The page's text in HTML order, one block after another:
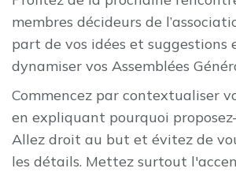
membres décideurs de
part de vos idées et suggestions
dynamiser vos Assemblées
Commencez par contextualiser
en expliquant pourquoi
Allez droit au but et évitez de
les détails. Mettez surtout